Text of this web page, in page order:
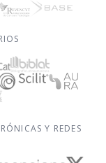
Y REDES